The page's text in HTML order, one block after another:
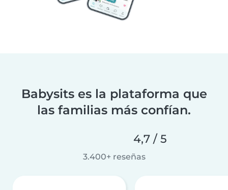
Babysits es la plataforma que
las familias más confían.
4,7 / 5
3.400+ reseñas